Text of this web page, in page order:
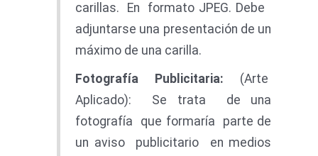
carillas. En formato JPEG. Debe
adjuntarse una presentación de un
máximo de una carilla.
Fotografía Publicitaria: (Arte
Aplicado): Se trata de una
fotografía que formaría parte de
un aviso publicitario en medios